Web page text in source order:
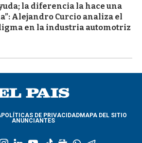
la diferencia la hace una
Alejandro Curcio analiza el
en la industria automotriz
POLÍTICAS DE PRIVACIDADMAPA DEL SITIO
ANUNCIANTES